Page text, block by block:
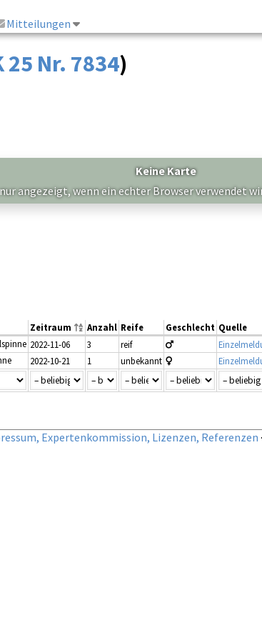
Mitteilungen
25 Nr. 7834)
Keine Karte
angezeigt, wenn ein echter Browser verwendet
Zeitraum Anzahl Reife Geschlecht Quelle
2022-11-06 3 reif
2022-10-21 1 unbekannt
Expertenkommission, Lizenzen, Referenzen ·